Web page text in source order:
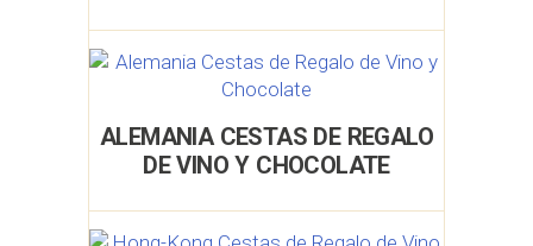
ALEMANIA CESTAS DE REGALO
DE VINO Y CHOCOLATE